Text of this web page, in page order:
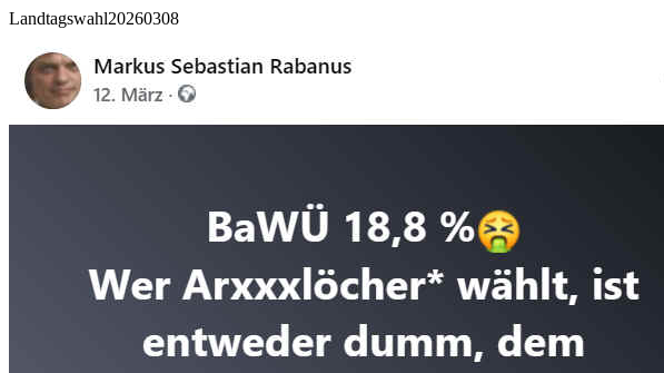
Landtagswahl20260308